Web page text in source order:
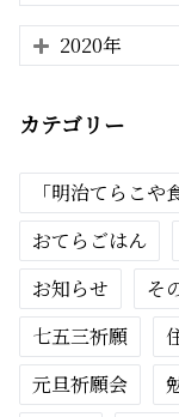
2020年
カテゴリー
「明治てらこ
おてらごはん
お知らせ
そ
七五三祈願
元旦祈願会